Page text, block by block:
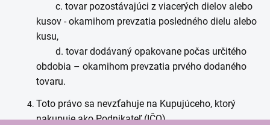
c. tovar pozostávajúci z viacerých dielov alebo
kusov - okamihom prevzatia posledného dielu alebo
kusu,
d. tovar dodávaný opakovane počas určitého
obdobia – okamihom prevzatia prvého dodaného
tovaru.
Toto právo sa nevzťahuje na Kupujúceho, ktorý
nakupuje ako Podnikateľ (IČO).